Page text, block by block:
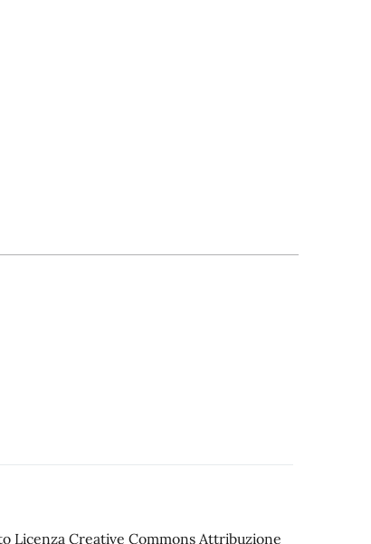
Licenza Creative Commons Attribuzione